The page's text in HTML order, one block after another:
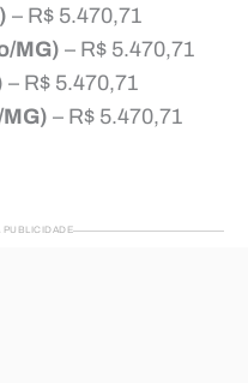
– R$ 5.470,71
MG) – R$ 5.470,71
– R$ 5.470,71
– R$ 5.470,71
PUBLICIDADE